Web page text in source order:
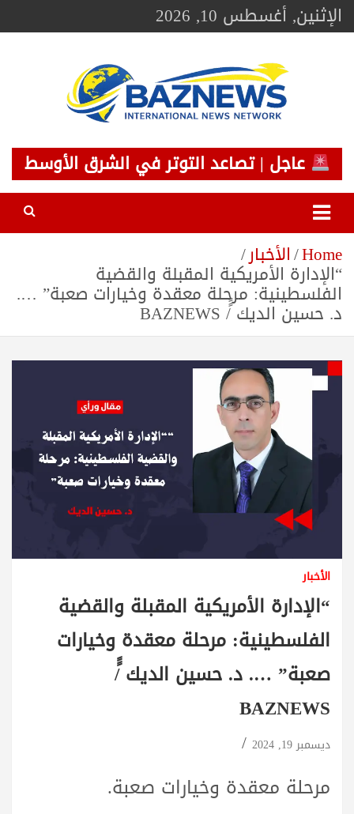
Skip
toالإثنين, أغسطس 10, 2026
BAZNEWS
شبكة باز الإخبارية
عاجل | تصاعد التوتر في الشرق الأوسط
Home الأخبار
“الإدارة الأمريكية المقبلة والقضية
الفلسطينية: مرحلة معقدة وخيارات صعبة” ….
د. حسين الديك ًً/ BAZNEWS
الأخبار
“الإدارة الأمريكية المقبلة والقضية
الفلسطينية: مرحلة معقدة وخيارات
صعبة” …. د. حسين الديك ًً/
BAZNEWS
ديسمبر 19, 2024
مرحلة معقدة وخيارات صعبة.